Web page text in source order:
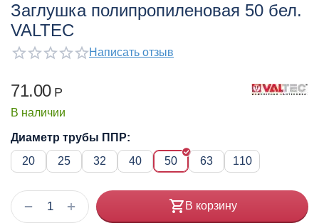
Заглушка полипропиленовая 50 бел.
VALTEC
Написать отзыв
71.00 Р
В наличии
Диаметр трубы ППР:
20
25 32 40 50 63 110
+
− В корзину